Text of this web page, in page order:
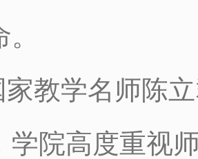
家教学名师陈
学院高度重视